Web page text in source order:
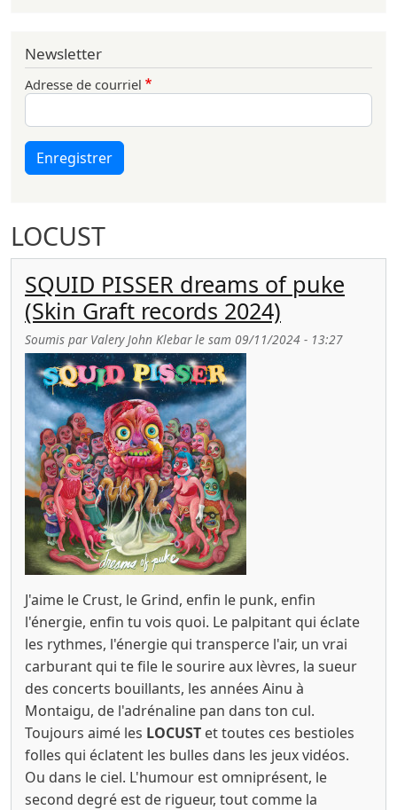
LOCUST
SQUID PISSER dreams of puke
(Skin Graft records 2024)
Soumis par Valery John Klebarle sam 09/11/2024 - 13:27
J'aime le Crust, le Grind, enfin le punk, enfin
l'énergie, enfin tu vois quoi. Le palpitant qui éclate
les rythmes, l'énergie qui transperce l'air, un vrai
carburant qui te file le sourire aux lèvres, la sueur
des concerts bouillants, les années Ainu à
Montaigu, de l'adrénaline pan dans ton cul.
Toujours aimé les LOCUST et toutes ces bestioles
folles qui éclatent les bulles dans les jeux vidéos.
Ou dans le ciel. L'humour est omniprésent, le
second degré est de rigueur, tout comme la
Newsletter
Adresse de courriel
Enregistrer